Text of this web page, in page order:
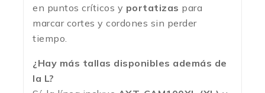
en puntos críticos y portatizas para
marcar cortes y cordones sin perder
tiempo.
¿Hay más tallas disponibles además de
la L?